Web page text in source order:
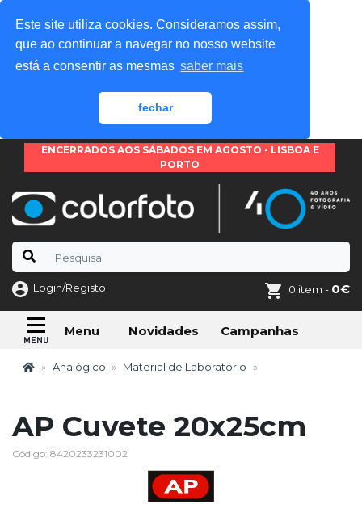
Este site utiliza cookies. Consideramos assim,
que ao continuar a navegar no nosso website
está a consentir as mesmas saber mais
fechar
ENCERRADOS AOS SÁBADOS EM AGOSTO - LISBOA E
PORTO
Login/Registo 0 item - 0€
Menu Novidades Campanhas
Analógico Material de Laboratório
AP Cuvete 20x25cm
Código: 8420233231002